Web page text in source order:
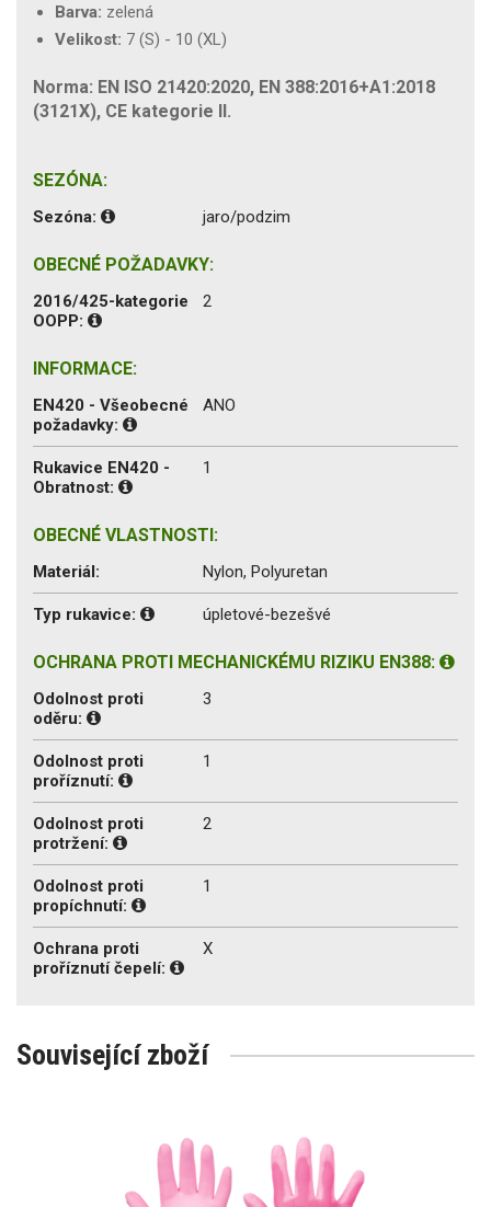
Barva: zelená
Velikost: 7 (S) - 10 (XL)
Norma: EN ISO 21420:2020, EN 388:2016+A1:2018
(3121X), CE kategorie II.
SEZÓNA:
Sezóna: jaro/podzim
OBECNÉ POŽADAVKY:
2016/425-kategorie
OOPP:
2
INFORMACE:
EN420 - Všeobecné
požadavky:
ANO
Rukavice EN420 -
Obratnost:
1
OBECNÉ VLASTNOSTI:
Materiál: Nylon, Polyuretan
Typ rukavice: úpletové-bezešvé
OCHRANA PROTI MECHANICKÉMU RIZIKU EN388:
Odolnost proti
oděru:
3
Odolnost proti
proříznutí:
1
Odolnost proti
protržení:
2
Odolnost proti
propíchnutí:
1
Ochrana proti
proříznutí čepelí:
X
Související zboží